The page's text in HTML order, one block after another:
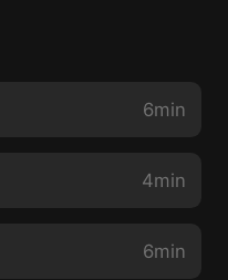
6min
4min
6min